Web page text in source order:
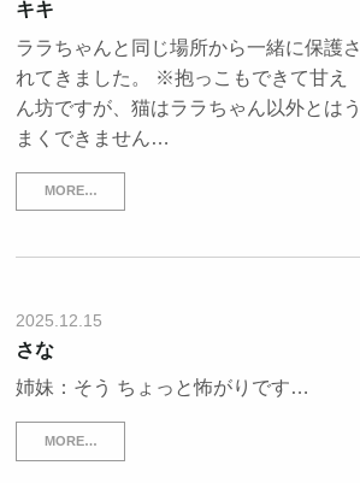
キキ
ララちゃんと同じ場所から一緒に保護さ
れてきました。 ※抱っこもできて甘え
ん坊ですが、猫はララちゃん以外とはう
まくできません…
MORE…
2025.12.15
さな
姉妹：そう ちょっと怖がりです…
MORE…